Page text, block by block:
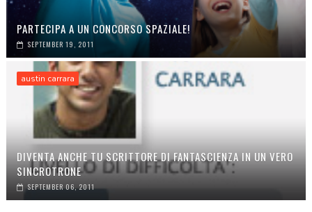
PARTECIPA A UN CONCORSO SPAZIALE!
SEPTEMBER 19, 2011
austin carrara
DIVENTA ANCHE TU SCRITTORE DI FANTASCIENZA IN UN VERO
SINCROTRONE
SEPTEMBER 06, 2011